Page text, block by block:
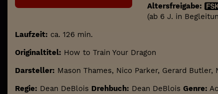
Altersfreigabe:
(ab 6 J. in
Laufzeit: ca. 126 min.
Originaltitel: How to Train Your Dragon
Darsteller: Mason Thames, Nico Parker, Gerard Butler,
Regie: Dean DeBlois Drehbuch: Dean DeBlois Genre: